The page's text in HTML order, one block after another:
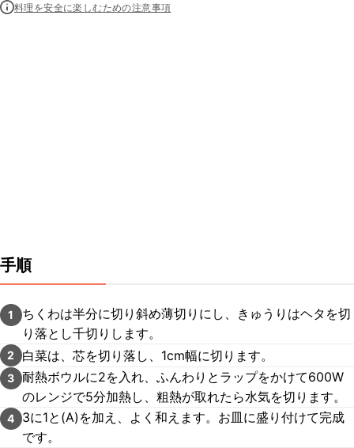
料理を安全に楽しむための注意事項
手順
1
ちくわは半分に切り斜め薄切りにし、きゅうりはヘタを切
り落とし千切りします。
2 白菜は、芯を切り落し、1cm幅に切ります。
3 耐熱ボウルに2を入れ、ふんわりとラップをかけて600W
のレンジで5分加熱し、粗熱が取れたら水気を切ります。
4
3に1と(A)を加え、よく和えます。お皿に盛り付けて完成
です。